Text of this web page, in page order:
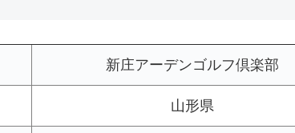
新庄アーデンゴルフ倶楽部
山形県